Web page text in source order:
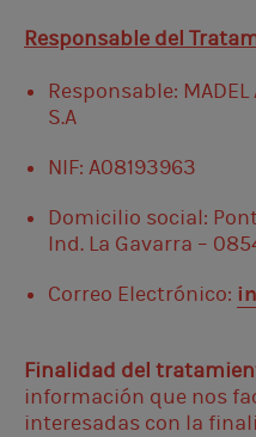
Responsable del
Responsable: MADEL
S.A
NIF: A08193963
Domicilio social:
Ind. La Gavarra –
Correo Electrónico:
Finalidad del
información que nos
interesadas con la